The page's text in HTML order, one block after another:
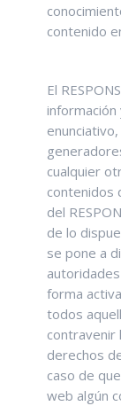
contenido
El
cualquier
contenidos
del
de lo
se pone a
forma
todos
contravenir
derechos
caso de
web algún